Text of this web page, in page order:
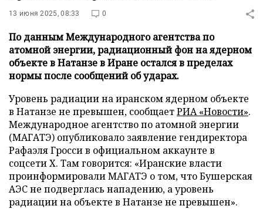
13 июня 2025, 08:33 0
По данным Международного агентства по
атомной энергии, радиационный фон на ядерном
объекте в Натанзе в Иране остался в пределах
нормы после сообщений об ударах.
Уровень радиации на иранском ядерном объекте
в Натанзе не превышен, сообщаетРИА «Новости».
Международное агентство по атомной энергии
(МАГАТЭ) опубликовало заявление гендиректора
Рафаэля Гросси в официальном аккаунте в
соцсети Х. Там говорится: «Иранские власти
проинформировали МАГАТЭ о том, что Бушерская
АЭС не подверглась нападению, а уровень
радиации на объекте в Натанзе не превышен».